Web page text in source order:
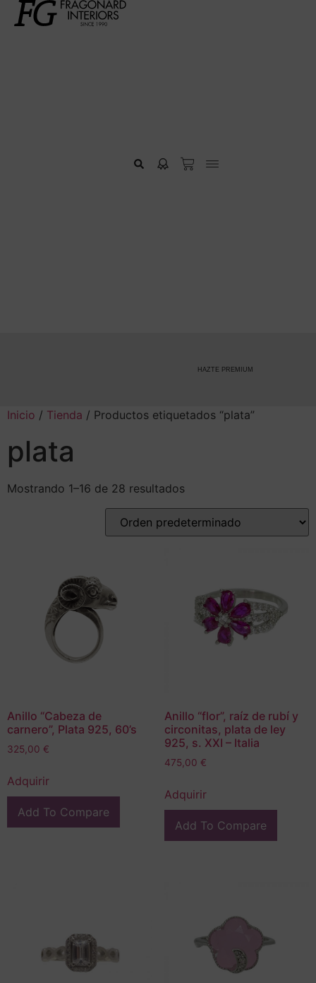
HAZTE PREMIUM
Inicio / Tienda / Productos etiquetados “plata”
plata
Mostrando 1–16 de 28 resultados
Anillo “Cabeza de
carnero”, Plata 925, 60’s
325,00 €
Adquirir
Add To Compare
Anillo “flor”, raíz de rubí y
circonitas, plata de ley
925, s. XXI – Italia
475,00 €
Adquirir
Add To Compare